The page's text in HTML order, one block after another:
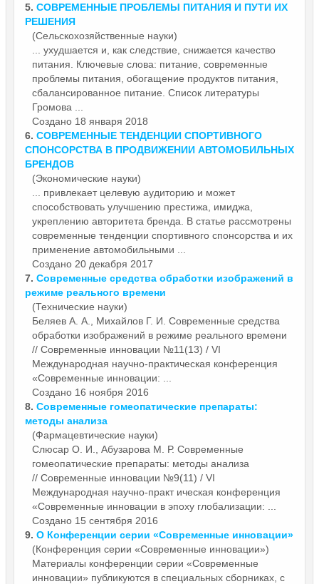
5. СОВРЕМЕННЫЕ ПРОБЛЕМЫ ПИТАНИЯ И ПУТИ ИХ
РЕШЕНИЯ
(Сельскохозяйственные науки)
... ухудшается и, как следствие, снижается качество
питания. Ключевые слова: питание, современные
проблемы питания, обогащение продуктов питания,
сбалансированное питание. Список литературы
Громова ...
Создано 18 января 2018
6. СОВРЕМЕННЫЕ ТЕНДЕНЦИИ СПОРТИВНОГО
СПОНСОРСТВА В ПРОДВИЖЕНИИ АВТОМОБИЛЬНЫХ
БРЕНДОВ
(Экономические науки)
... привлекает целевую аудиторию и может
способствовать улучшению престижа, имиджа,
укреплению авторитета бренда. В статье рассмотрены
современные тенденции спортивного спонсорства и их
применение автомобильными ...
Создано 20 декабря 2017
7. Современные средства обработки изображений в
режиме реального времени
(Технические науки)
Беляев А. А., Михайлов Г. И. Современные средства
обработки изображений в режиме реального времени
// Современные инновации №11(13) / VI
Международная научно-практическая конференция
«Современные инновации: ...
Создано 16 ноября 2016
8. Современные гомеопатические препараты:
методы анализа
(Фармацевтические науки)
Слюсар О. И., Абузарова М. Р. Современные
гомеопатические препараты: методы анализа
// Современные инновации №9(11) / VI
Международная научно-практ ическая конференция
«Современные инновации в эпоху глобализации: ...
Создано 15 сентября 2016
9. О Конференции серии «Современные инновации»
(Конференция серии «Современные инновации»)
Материалы конференции серии «Современные
инновации» публикуются в специальных сборниках, с